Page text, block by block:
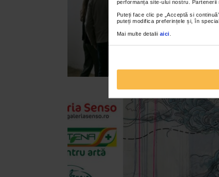
performanța site-ului nostru.
Puteți face clic pe „Acceptă si
puteți modifica preferințele și, în
Mai multe detalii aici